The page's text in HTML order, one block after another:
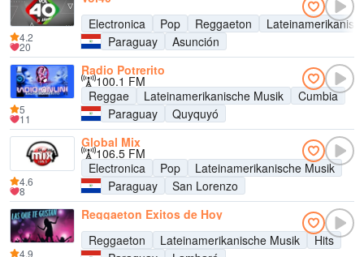
Electronica
Pop Reggaeton
Paraguay
Asunción
4.2
20
Radio Potrerito
100.1 FM
Reggae
Lateinamerikanische Musik
Cumbia
Paraguay
Quyquyó
5
11
Global Mix
106.5 FM
Electronica
Pop
Lateinamerikanische Musik
Paraguay
San Lorenzo
4.6
8
Reggaeton Exitos de Hoy
Reggaeton
Lateinamerikanische Musik
Hits
4.9